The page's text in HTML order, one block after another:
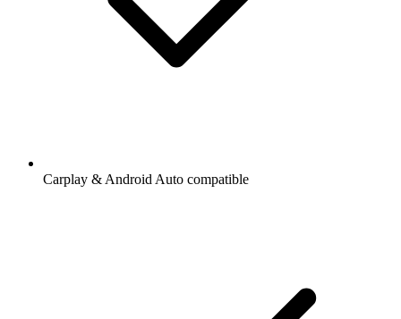
Carplay & Android Auto compatible